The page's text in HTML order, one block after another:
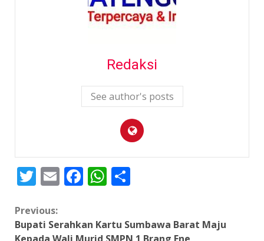
Redaksi
See author's posts
Twitter
EmailFacebook
WhatsApp
Continue
Previous:
Bupati Serahkan Kartu Sumbawa Barat Maju